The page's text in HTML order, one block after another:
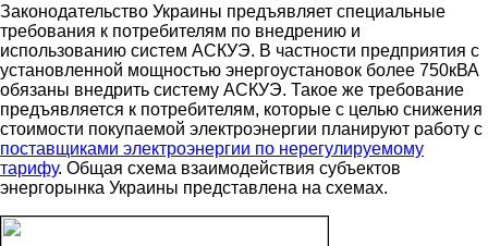
Законодательство Украины предъявляет специальные
требования к потребителям по внедрению и
использованию систем АСКУЭ. В частности предприятия с
установленной мощностью энергоустановок более 750кВА
обязаны внедрить систему АСКУЭ. Такое же требование
предъявляется к потребителям, которые с целью снижения
стоимости покупаемой электроэнергии планируют работу с
поставщиками электроэнергии по нерегулируемому
тарифу. Общая схема взаимодействия субъектов
энергорынка Украины представлена на схемах.